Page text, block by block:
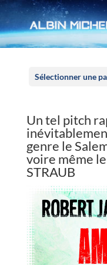
Sélectionner une
Un tel pitch
genre le
voire même
STRAUB
Panneau de gestion des